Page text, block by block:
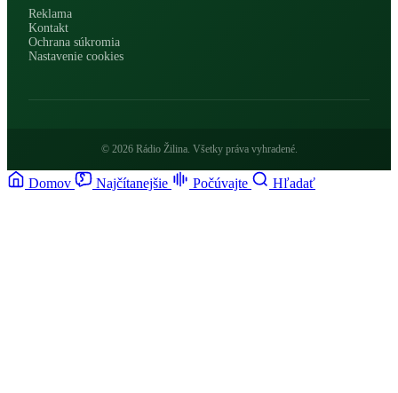
Reklama
Kontakt
Ochrana súkromia
Nastavenie cookies
© 2026 Rádio Žilina. Všetky práva vyhradené.
Domov Najčítanejšie Počúvajte Hľadať